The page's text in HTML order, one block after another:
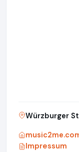
Würzburger
Impressum